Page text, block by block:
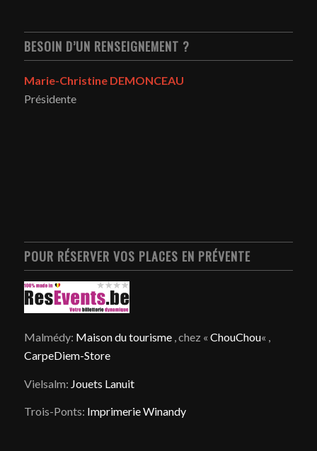
BESOIN D’UN RENSEIGNEMENT ?
Marie-Christine DEMONCEAU
Présidente
POUR RÉSERVER VOS PLACES EN PRÉVENTE
Malmédy: Maison du tourisme, chez « ChouChou« ,
CarpeDiem-Store
Vielsalm: Jouets Lanuit
Trois-Ponts: Imprimerie Winandy